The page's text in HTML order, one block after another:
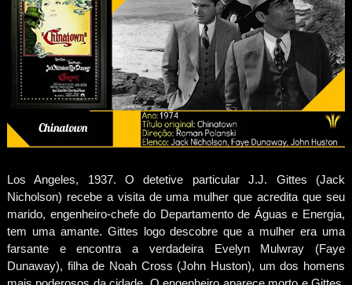
Los Angeles, 1937. O detetive particular J.J. Gittes (Jack
Nicholson) recebe a visita de uma mulher que acredita que seu
marido, engenheiro-chefe do Departamento de Águas e Energia,
tem uma amante. Gittes logo descobre que a mulher era uma
farsante e encontra a verdadeira Evelyn Mulwray (Faye
Dunaway), filha de Noah Cross (John Huston), um dos homens